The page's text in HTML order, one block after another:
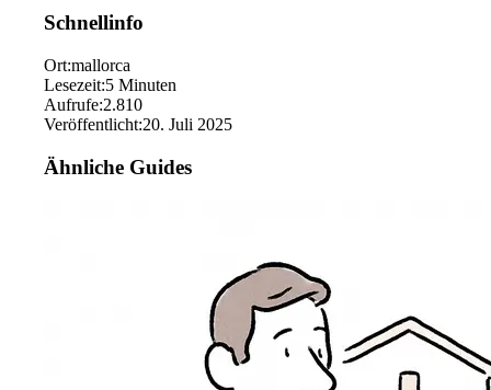
Schnellinfo
Ort:mallorca
Lesezeit:5 Minuten
Aufrufe:2.810
Veröffentlicht:20. Juli 2025
Ähnliche Guides